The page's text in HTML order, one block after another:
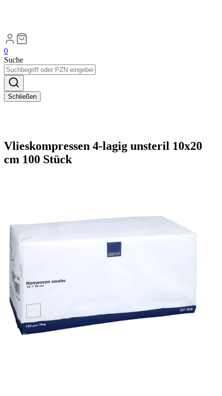
0
Suche
Schließen
Vlieskompressen 4-lagig unsteril 10x20
cm 100 Stück